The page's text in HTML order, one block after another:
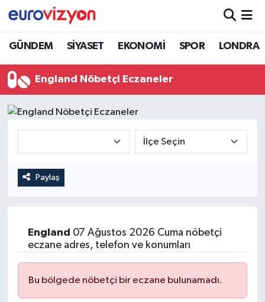
GÜNDEM SİYASET EKONOMİ SPOR LONDRA
England Nöbetçi Eczaneler
Paylaş
England 07 Ağustos 2026 Cuma nöbetçi
eczane adres, telefon ve konumları
Bu bölgede nöbetçi bir eczane bulunamadı.